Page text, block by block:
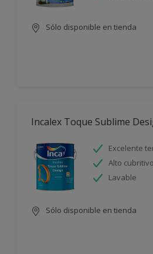
Sólo disponible en tienda
Incalex Toque Sublime
Excelente
Alto cubritivo
Lavable
Sólo disponible en tienda